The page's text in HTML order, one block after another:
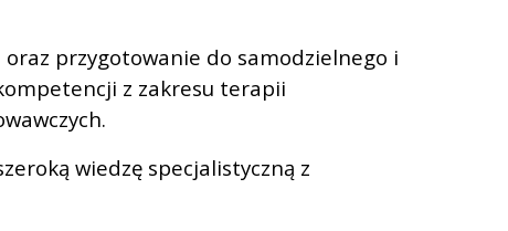
przygotowanie do samodzielnego i
z zakresu terapii
wiedzę specjalistyczną z